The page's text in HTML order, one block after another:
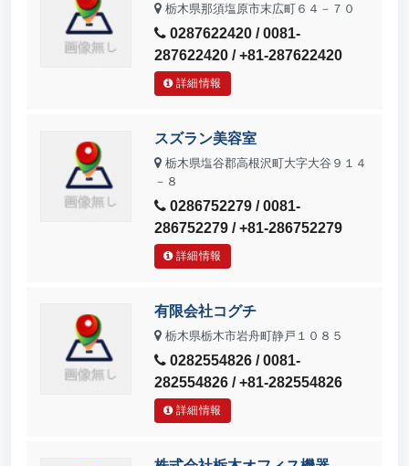
栃木県那須塩原市末広町６４－７０
0287622420 / 0081-
287622420 / +81-287622420
詳細情報
スズラン美容室
栃木県塩谷郡高根沢町大字大谷９１４
－８
0286752279 / 0081-
286752279 / +81-286752279
詳細情報
有限会社コグチ
栃木県栃木市岩舟町静戸１０８５
0282554826 / 0081-
282554826 / +81-282554826
詳細情報